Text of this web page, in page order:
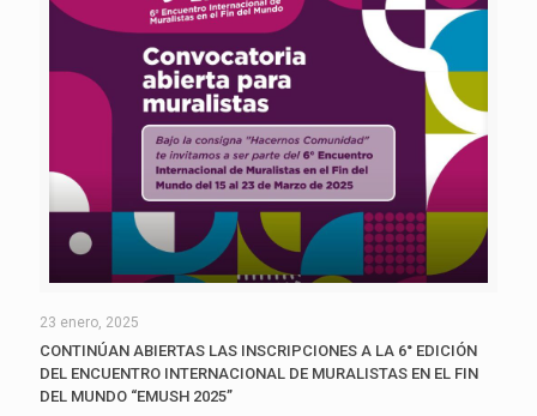
23 enero, 2025
CONTINÚAN ABIERTAS LAS INSCRIPCIONES A LA 6° EDICIÓN
DEL ENCUENTRO INTERNACIONAL DE MURALISTAS EN EL FIN
DEL MUNDO “EMUSH 2025”